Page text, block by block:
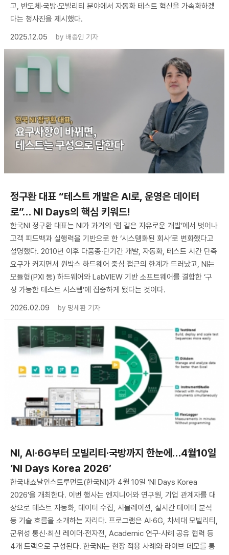
고, 반도체·국방·모빌리티 분야에서 자동화 테스트 혁신을 가속화하겠
다는 청사진을 제시했다.
2025.12.05
by 배종인 기자
정구환 대표 “테스트 개발은 AI로, 운영은 데이터
로”… NI Days의 핵심 키워드!
한국NI 정구환 대표는 NI가 과거의 ‘랩 같은 자유로운 개발’에서 벗어나
고객 피드백과 실행력을 기반으로 한 ‘시스템화된 회사’로 변화했다고
설명했다. 2010년 이후 다품종·단기간 개발, 자동화, 테스트 시간 단축
요구가 커지면서 원박스 하드웨어 중심 접근의 한계가 드러났고, NI는
모듈형(PXI 등) 하드웨어와 LabVIEW 기반 소프트웨어를 결합한 ‘구
성 가능한 테스트 시스템’에 집중하게 됐다는 것이다.
2026.02.09
by 명세환 기자
NI, AI·6G부터 모빌리티·국방까지 한눈에…4월10일
‘NI Days Korea 2026’
한국내쇼날인스트루먼트(한국NI)가 4월 10일 ‘NI Days Korea
2026’을 개최한다. 이번 행사는 엔지니어와 연구원, 기업 관계자를 대
상으로 테스트 자동화, 데이터 수집, 시뮬레이션, 실시간 데이터 분석
등 기술 흐름을 소개하는 자리다. 프로그램은 AI·6G, 차세대 모빌리티,
군위성 통신·최신 레이더·전자전, Academic 연구·사례 공유 협력 등
4개 트랙으로 구성된다. 한국NI는 현장 적용 사례와 라이브 데모를 통